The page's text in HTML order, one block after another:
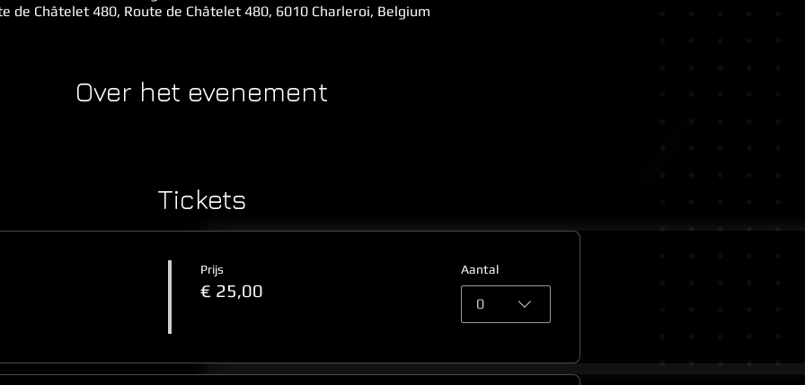
de Châtelet 480, Route de Châtelet 480, 6010 Charleroi, Belgium
Over het evenement
Tickets
Prijs
€ 25,00
Aantal
0